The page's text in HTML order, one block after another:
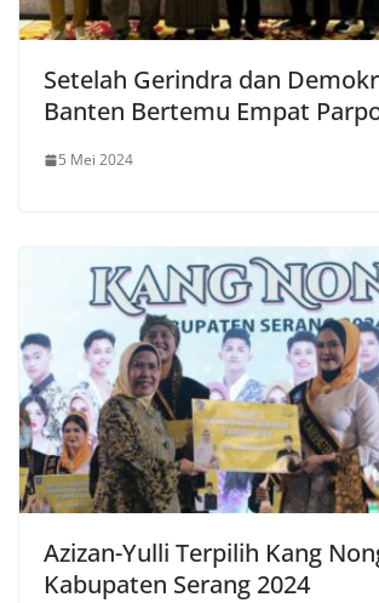
Setelah Gerindra dan
Banten Bertemu Empat
5 Mei 2024
Azizan-Yulli Terpilih Kang
Kabupaten Serang 2024